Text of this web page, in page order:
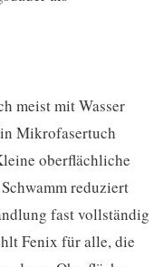
meist mit Wasser
Mikrofasertuch
oberflächliche
reduziert
fast vollständig
Fenix für alle, die